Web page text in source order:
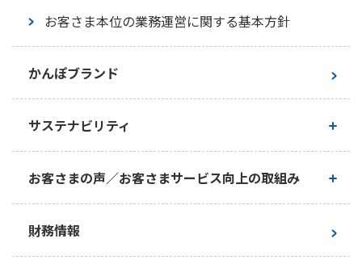
お客さま本位の業務運営に関する基本方針
かんぽブランド
サステナビリティ
かんぽ生命のサステナビリティ
お客さまの声／お客さまサービス向上の取組み
お客さまの声／お客さまサービス向上の取組み
財務情報